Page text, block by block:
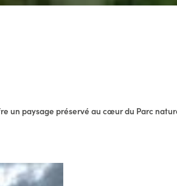
un paysage préservé au cœur du Parc